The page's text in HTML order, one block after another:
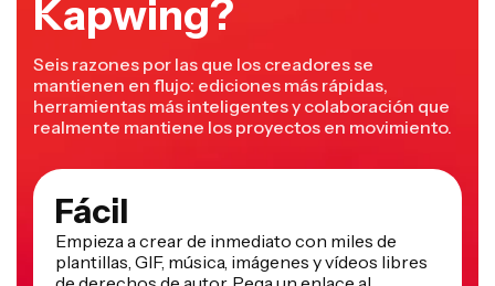
Seis razones por las que los creadores se
mantienen en flujo: ediciones más rápidas,
herramientas más inteligentes y colaboración que
realmente mantiene los proyectos en movimiento.
Fácil
Empieza a crear de inmediato con miles de
plantillas, GIF, música, imágenes y vídeos libres
de derechos de autor. Pega un enlace al
contenido de Internet que quieras reutilizar.